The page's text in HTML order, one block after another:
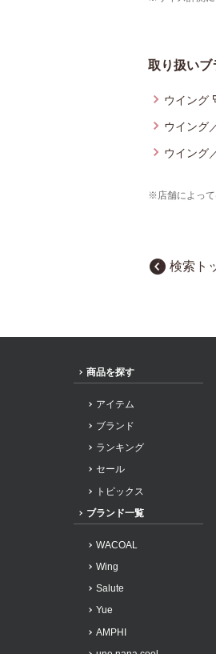
取り扱いブ
ウイング
ウイング
ウイング
※店舗によって
検索ト
商品を探す
アイテム
ブランド
ランキング
セール
トピックス
ブランド一覧
WACOAL
Wing
Salute
Yue
AMPHI